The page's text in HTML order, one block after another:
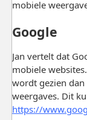
mobiele
Google
Jan vertelt dat
mobiele
wordt gezien
weergaves. Dit
https://